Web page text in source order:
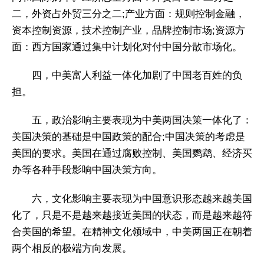
二，外资占外贸三分之二;产业方面：规则控制金融，
资本控制资源，技术控制产业，品牌控制市场;资源方
面：西方国家通过集中计划化对付中国分散市场化。
四，中美富人利益一体化加剧了中国老百姓的负
担。
五，政治影响主要表现为中美两国决策一体化了：
美国决策的基础是中国政策的配合;中国决策的考虑是
美国的要求。美国在通过腐败控制、美国鹦鹉、经济买
办等各种手段影响中国决策方向。
六，文化影响主要表现为中国意识形态越来越美国
化了，只是不是越来越接近美国的状态，而是越来越符
合美国的希望。在精神文化领域中，中美两国正在朝着
两个相反的极端方向发展。